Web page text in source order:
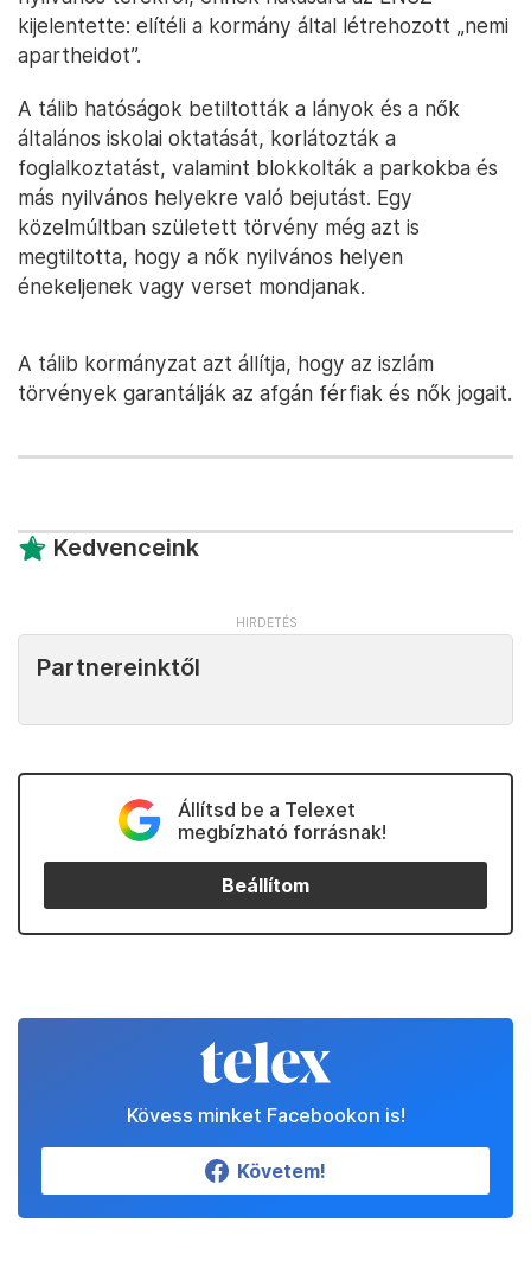
kijelentette: elítéli a kormány által létrehozott „nemi
apartheidot”.
A tálib hatóságok betiltották a lányok és a nők
általános iskolai oktatását, korlátozták a
foglalkoztatást, valamint blokkolták a parkokba és
más nyilvános helyekre való bejutást. Egy
közelmúltban született törvény még azt is
megtiltotta, hogy a nők nyilvános helyen
énekeljenek vagy verset mondjanak.
A tálib kormányzat azt állítja, hogy az iszlám
törvények garantálják az afgán férfiak és nők jogait.
Kedvenceink
Partnereinktől
Állítsd be a Telexet
megbízható forrásnak!
Beállítom
Kövess minket Facebookon is!
Követem!